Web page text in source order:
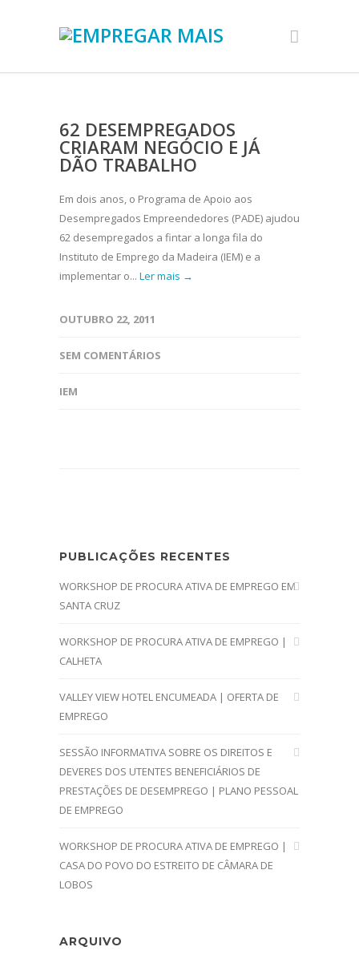
62 DESEMPREGADOS
CRIARAM NEGÓCIO E JÁ
DÃO TRABALHO
Em dois anos, o Programa de Apoio aos
Desempregados Empreendedores (PADE) ajudou
62 desempregados a fintar a longa fila do
Instituto de Emprego da Madeira (IEM) e a
implementar o... Ler mais →
OUTUBRO 22, 2011
SEM COMENTÁRIOS
IEM
PUBLICAÇÕES RECENTES
WORKSHOP DE PROCURA ATIVA DE EMPREGO EM
SANTA CRUZ
WORKSHOP DE PROCURA ATIVA DE EMPREGO |
CALHETA
VALLEY VIEW HOTEL ENCUMEADA | OFERTA DE
EMPREGO
SESSÃO INFORMATIVA SOBRE OS DIREITOS E
DEVERES DOS UTENTES BENEFICIÁRIOS DE
PRESTAÇÕES DE DESEMPREGO | PLANO PESSOAL
DE EMPREGO
WORKSHOP DE PROCURA ATIVA DE EMPREGO |
CASA DO POVO DO ESTREITO DE CÂMARA DE
LOBOS
ARQUIVO